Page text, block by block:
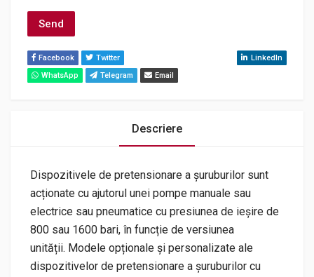
Facebook Twitter
LinkedIn
WhatsApp
Telegram Email
Descriere
Dispozitivele de pretensionare a șuruburilor sunt
acționate cu ajutorul unei pompe manuale sau
electrice sau pneumatice cu presiunea de ieșire de
800 sau 1600 bari, în funcție de versiunea
unității. Modele opționale și personalizate ale
dispozitivelor de pretensionare a șuruburilor cu